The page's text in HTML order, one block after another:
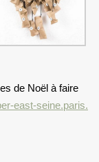
de Noël à faire
east-seine.paris.